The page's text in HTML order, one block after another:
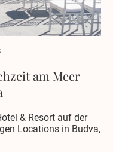
am Meer
& Resort auf der
Locations in Budva,